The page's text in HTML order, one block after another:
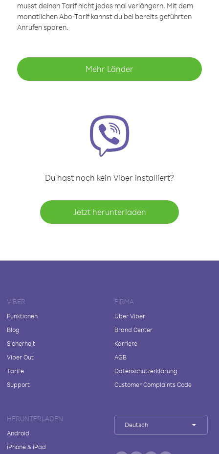
musst deinen Tarif nicht jedes mal verlängern. Mit dem
monatlichen Abo-Tarif kannst du bei bereits geführten
Anrufen sparen.
Mehr Länder
Du hast noch kein Viber installiert?
Jetzt herunterladen
VIBER
Funktionen
Blog
Sicherheit
Viber Out
Tarife
Support
FIRMA
Über Viber
Brand Center
Karriere
AGB
Datenschutzerklärung
Customer Complaints Code
HERUNTERLADEN
Android
iPhone & iPad
Deutsch